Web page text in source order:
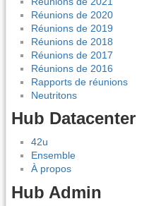
Réunions de 2020
Réunions de 2019
Réunions de 2018
Réunions de 2017
Réunions de 2016
Rapports de réunions
Neutritons
Hub Datacenter
42u
Ensemble
À propos
Hub Admin